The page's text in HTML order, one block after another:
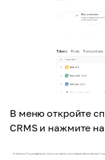
В меню откройте
CRMS и нажмите